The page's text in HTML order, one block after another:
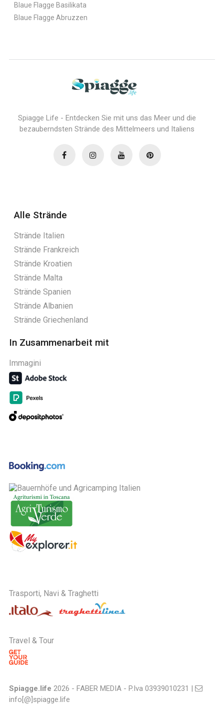
Blaue Flagge Basilikata
Blaue Flagge Abruzzen
Spiagge Life - Entdecken Sie mit uns das Meer und die
bezauberndsten Strände des Mittelmeers und Italiens
Alle Strände
Strände Italien
Strände Frankreich
Strände Kroatien
Strände Malta
Strände Spanien
Strände Albanien
Strände Griechenland
In Zusammenarbeit mit
Immagini
Trasporti, Navi & Traghetti
Travel & Tour
Spiagge.life 2026 - FABER MEDIA - P.Iva 03939010231 |
info[@]spiagge.life